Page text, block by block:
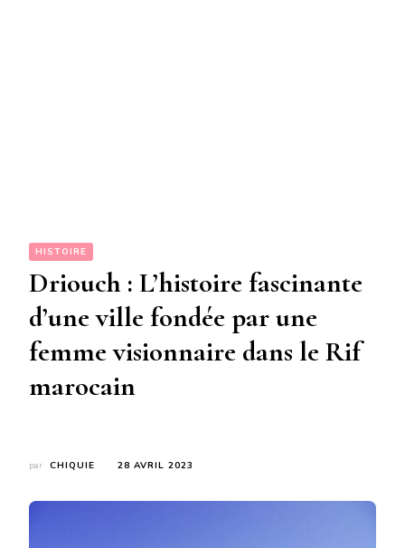
HISTOIRE
Driouch : L’histoire fascinante
d’une ville fondée par une
femme visionnaire dans le Rif
marocain
par CHIQUIE 28 AVRIL 2023